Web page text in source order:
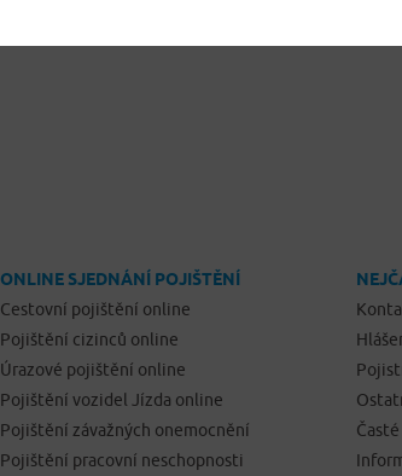
ONLINE SJEDNÁNÍ POJIŠTĚNÍ
Cestovní pojištění online
Pojištění cizinců online
Úrazové pojištění online
Pojištění vozidel Jízda online
Pojištění závažných onemocnění
Pojištění pracovní neschopnosti